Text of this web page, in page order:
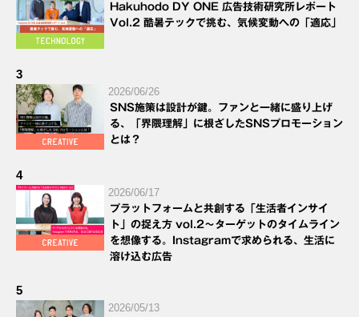
Hakuhodo DY ONE 広告技術研究所レポート
Vol.2 酷暑テックで挑む、気候変動への「適応」
3
2026/06/26
SNS施策は設計が鍵。ファンと一緒に盛り上げ
る、「界隈理解」に根ざしたSNSプロモーション
とは？
4
2026/06/17
プラットフォームと共創する「生活者インサイ
ト」の捉え方 vol.2～ターゲットのタイムライン
を想像する。Instagramで求められる、生活に
溶け込む広告
5
2026/05/13